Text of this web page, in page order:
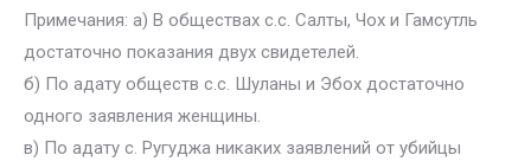
Примечания: а) В обществах с.с. Салты, Чох и Гамсутль
достаточно показания двух свидетелей.
б) По адату обществ с.с. Шуланы и Эбох достаточно
одного заявления женщины.
в) По адату с. Ругуджа никаких заявлений от убийцы